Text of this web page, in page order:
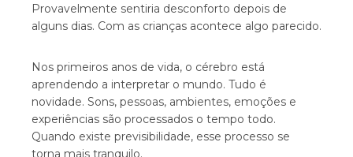
Provavelmente sentiria desconforto depois de
alguns dias. Com as crianças acontece algo parecido.
Nos primeiros anos de vida, o cérebro está
aprendendo a interpretar o mundo. Tudo é
novidade. Sons, pessoas, ambientes, emoções e
experiências são processados o tempo todo.
Quando existe previsibilidade, esse processo se
torna mais tranquilo.